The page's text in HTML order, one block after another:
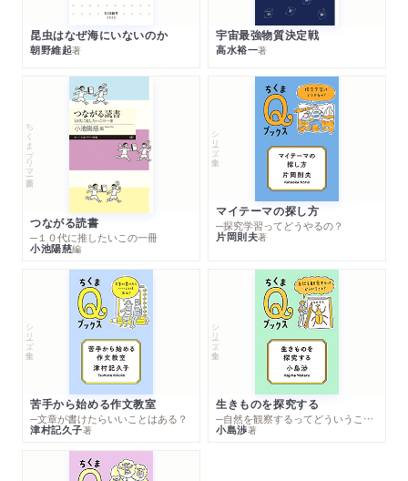
昆虫はなぜ海にいないのか
朝野維起著
宇宙最強物質決定戦
高水裕一著
ちくまプリマー新書
つながる読書
─１０代に推したいこの一冊
小池陽慈編
シリーズ・全集
マイテーマの探し方
─探究学習ってどうやるの？
片岡則夫著
シリーズ・全集
苦手から始める作文教室
─文章が書けたらいいことはある？
津村記久子著
シリーズ・全集
生きものを探究する
─自然を観察するってどういうこと？
小島渉著